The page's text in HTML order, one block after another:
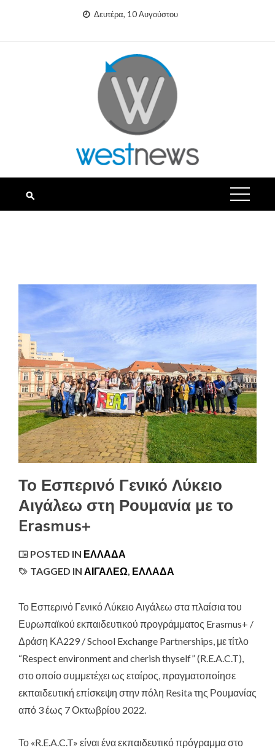
Δευτέρα, 10 Αυγούστου
Το Εσπερινό Γενικό Λύκειο
Αιγάλεω στη Ρουμανία με το
Erasmus+
POSTED IN ΕΛΛΆΔΑ
TAGGED IN ΑΙΓΑΛΕΩ, ΕΛΛΑΔΑ
Το Εσπερινό Γενικό Λύκειο Αιγάλεω στα πλαίσια του
Ευρωπαϊκού εκπαιδευτικού προγράμματος Erasmus+ /
Δράση ΚΑ229 / School Exchange Partnerships, με τίτλο
“Respect environment and cherish thyself” (R.E.A.C.T),
στο οποίο συμμετέχει ως εταίρος, πραγματοποίησε
εκπαιδευτική επίσκεψη στην πόλη Resita της Ρουμανίας
από 3 έως 7 Οκτωβρίου 2022.
Το «R.E.A.C.T» είναι ένα εκπαιδευτικό πρόγραμμα στο